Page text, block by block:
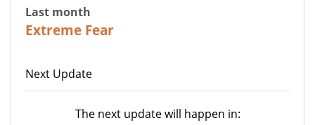
Last month
Extreme Fear
Next Update
The next update will happen in: